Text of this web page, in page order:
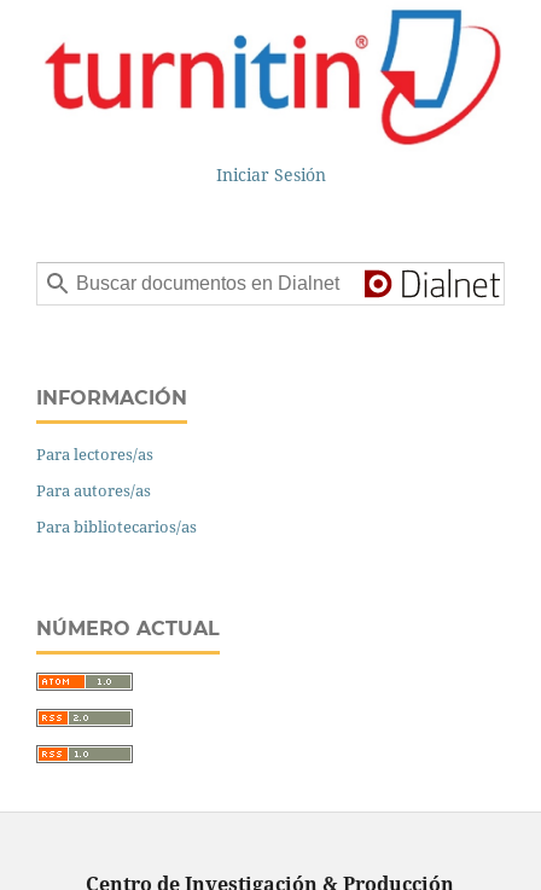
Iniciar Sesión
INFORMACIÓN
Para lectores/as
Para autores/as
Para bibliotecarios/as
NÚMERO ACTUAL
Centro de Investigación & Producción